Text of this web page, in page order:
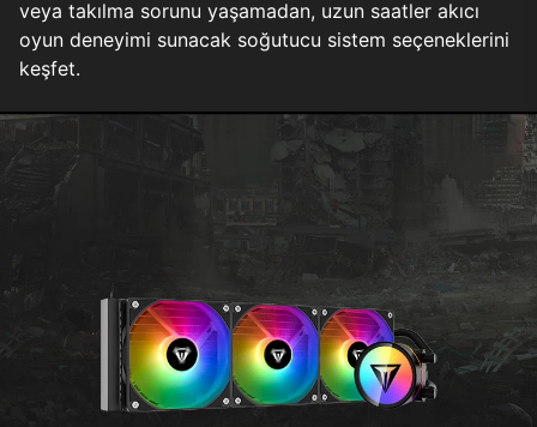
veya takılma sorunu yaşamadan, uzun saatler akıcı
oyun deneyimi sunacak soğutucu sistem seçeneklerini
keşfet.